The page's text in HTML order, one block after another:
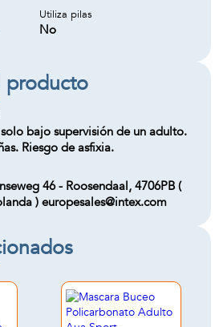
Utiliza pilas
No
producto
solo bajo supervisión de un adulto.
Riesgo de asfixia.
46 - Roosendaal, 4706PB (
) europesales@intex.com